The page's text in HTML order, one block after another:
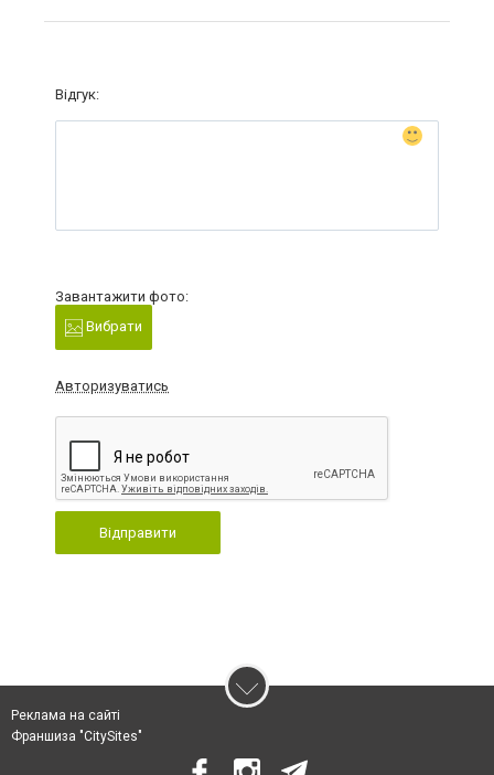
Відгук:
Завантажити фото:
Вибрати
Авторизуватись
Відправити
Реклама на сайті
Франшиза "CitySites"